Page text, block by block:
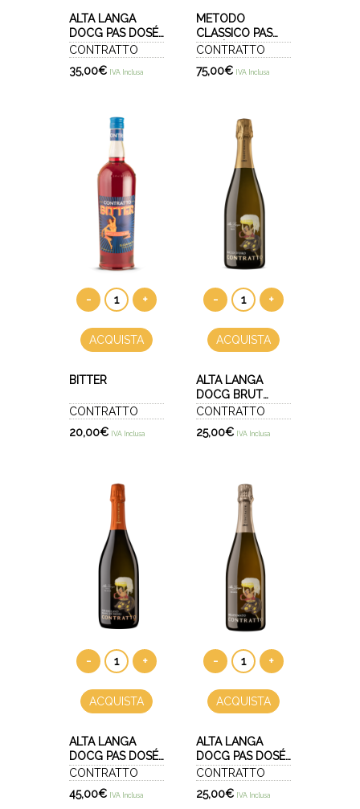
METODO
CLASSICO PAS
DOSÉ 2013 -
SPECIAL CUVÉE
CONTRATTO
75,00€ IVA Inclusa
ALTA LANGA
DOCG PAS DOSÉ
2019 - FOR
ENGLAND ROSÉ
CONTRATTO
35,00€ IVA Inclusa
- +
ACQUISTA
ALTA LANGA
DOCG BRUT
2022 - BACCO
D’ORO
CONTRATTO
25,00€ IVA Inclusa
- +
ACQUISTA
BITTER
CONTRATTO
20,00€ IVA Inclusa
- +
ACQUISTA
ALTA LANGA
DOCG PAS DOSÉ
2022 -
MILLESIMATO
CONTRATTO
25,00€ IVA Inclusa
- +
ACQUISTA
ALTA LANGA
DOCG PAS DOSÉ
2021 - FOR
ENGLAND
"BLANC DE
CONTRATTO
45,00€ IVA Inclusa